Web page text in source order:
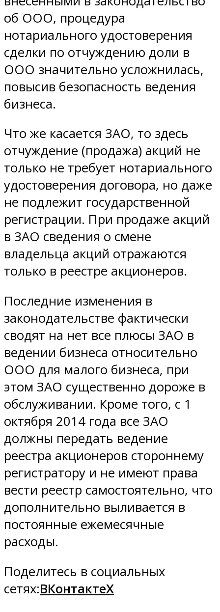
об ООО, процедура
нотариального удостоверения
сделки по отчуждению доли в
ООО значительно усложнилась,
повысив безопасность ведения
бизнеса.
Что же касается ЗАО, то здесь
отчуждение (продажа) акций не
только не требует нотариального
удостоверения договора, но даже
не подлежит государственной
регистрации. При продаже акций
в ЗАО сведения о смене
владельца акций отражаются
только в реестре акционеров.
Последние изменения в
законодательстве фактически
сводят на нет все плюсы ЗАО в
ведении бизнеса относительно
ООО для малого бизнеса, при
этом ЗАО существенно дороже в
обслуживании. Кроме того, с 1
октября 2014 года все ЗАО
должны передать ведение
реестра акционеров стороннему
регистратору и не имеют права
вести реестр самостоятельно, что
дополнительно выливается в
постоянные ежемесячные
расходы.
Поделитесь в социальных
сетях:ВКонтактеX